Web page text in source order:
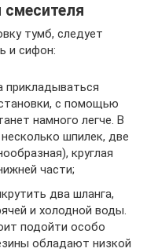
смесителя
тумб, следует
и сифон:
с помощью
намного легче. В
шпилек, две
круглая
части;
два шланга,
и холодной воды.
подойти особо
обладают низкой